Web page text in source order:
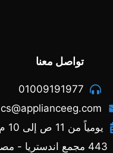
تواصل معنا
01009191977
cs@applianceeg.com
يومياً من 11 ص إلى 10 م
443 مجمع اندستريا - مصر